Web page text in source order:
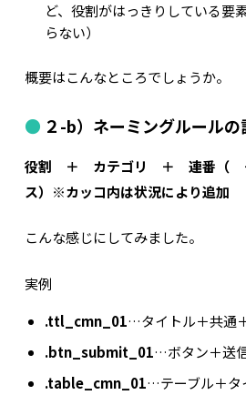
ど、役割がはっきりしている要
らない）
概要はこんなところでしょうか。
２-b）ネーミングルールの
役割 ＋ カテゴリ ＋ 連番（
ス）※カッコ内は状況により追加
こんな感じにしてみました。
実例
.ttl_cmn_01…タイトル＋共通
.btn_submit_01…ボタン＋送
.table_cmn_01…テーブル＋タ